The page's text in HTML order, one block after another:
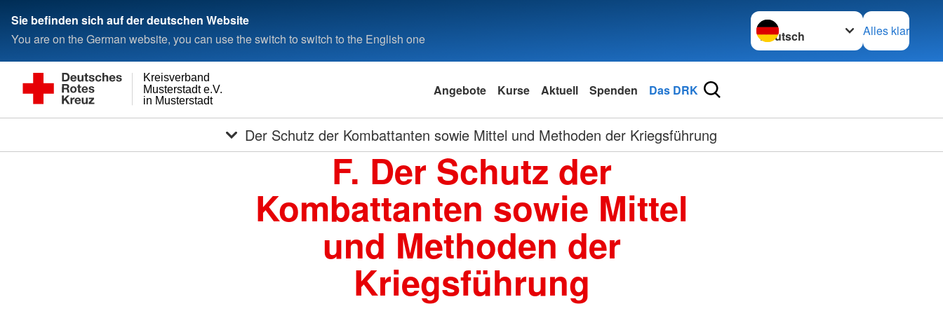
Sie befinden sich auf der deutschen Website
You are on the German website, you can use the switch to switch to the English one
Sprache wechseln zu
Alles klar
in Musterstadt
Musterstadt e.V.
Kreisverband
Angebote Kurse Aktuell Spenden Das DRK
Der Schutz der Kombattanten sowie Mittel und Methoden der Kriegsführung
F. Der Schutz der
Kombattanten sowie Mittel
und Methoden der
Kriegsführung